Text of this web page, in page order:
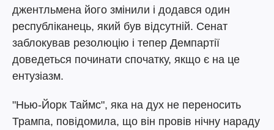
джентльмена його змінили і додався один
республіканець, який був відсутній. Сенат
заблокував резолюцію і тепер Демпартії
доведеться починати спочатку, якщо є на це
ентузіазм.
"Нью-Йорк Таймс", яка на дух не переносить
Трампа, повідомила, що він провів нічну нараду